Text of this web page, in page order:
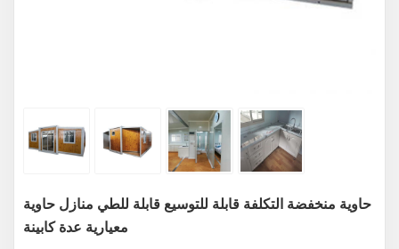
حاوية منخفضة التكلفة قابلة للتوسيع قابلة للطي منازل حاوية
معيارية عدة كابينة